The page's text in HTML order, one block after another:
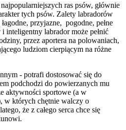
ras psów, głównie
tych psów. Zalety labradorów
przyjazne, pogodne, pełne
inteligentny labrador może pełnić
przez aportera na polowaniach,
ludziom cierpiącym na różne
- potrafi dostosować się do
podchodzi do powierzanych mu
aktywności sportowe (a w
w których chętnie walczy o
że z całego serca chce się